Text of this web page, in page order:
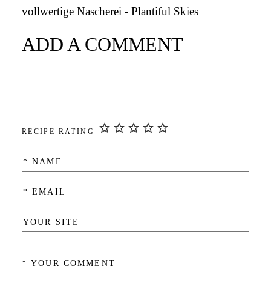
vollwertige Nascherei - Plantiful Skies
ADD A COMMENT
RECIPE RATING